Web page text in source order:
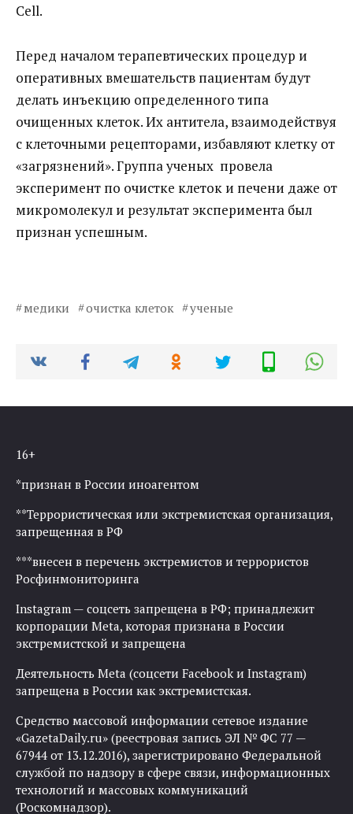
Cell.
Перед началом терапевтических процедур и
оперативных вмешательств пациентам будут
делать инъекцию определенного типа
очищенных клеток. Их антитела, взаимодействуя
с клеточными рецепторами, избавляют клетку от
«загрязнений». Группа ученых провела
эксперимент по очистке клеток и печени даже от
микромолекул и результат эксперимента был
признан успешным.
медики очистка клеток ученые
16+
*признан в России иноагентом
**Террористическая или экстремистская организация,
запрещенная в РФ
***внесен в перечень экстремистов и террористов
Росфинмониторинга
Instagram — соцсеть запрещена в РФ; принадлежит
корпорации Meta, которая признана в России
экстремистской и запрещена
Деятельность Meta (соцсети Facebook и Instagram)
запрещена в России как экстремистская.
Средство массовой информации сетевое издание
«GazetaDaily.ru» (реестровая запись ЭЛ № ФС 77 —
67944 от 13.12.2016), зарегистрировано Федеральной
службой по надзору в сфере связи, информационных
технологий и массовых коммуникаций
(Роскомнадзор).